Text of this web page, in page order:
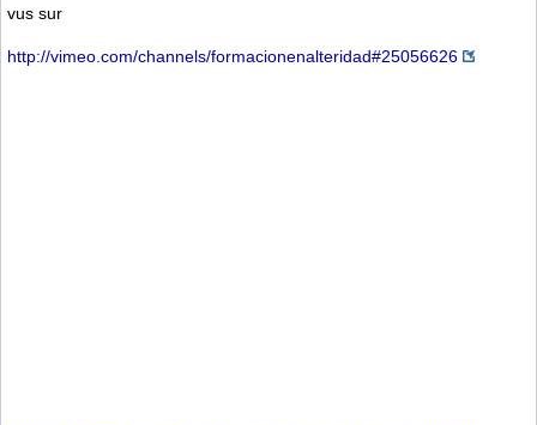
vus sur
http://vimeo.com/channels/formacionenalteridad#25056626